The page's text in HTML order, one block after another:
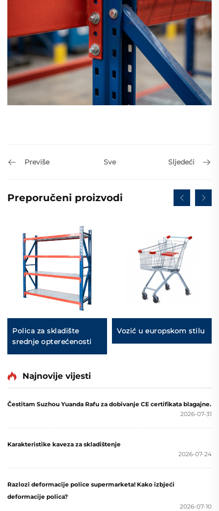
Previše Sve Sljedeći
Preporučeni proizvodi
Polica za skladište
srednje opterećenosti
Vozić u europskom stilu
Najnovije vijesti
Čestitam Suzhou Yuanda Rafu za dobivanje CE certifikata blagajne.
2026-07-31
Karakteristike kaveza za skladištenje
2026-07-24
Razlozi deformacije police supermarketa! Kako izbjeći
deformacije polica?
2026-07-10